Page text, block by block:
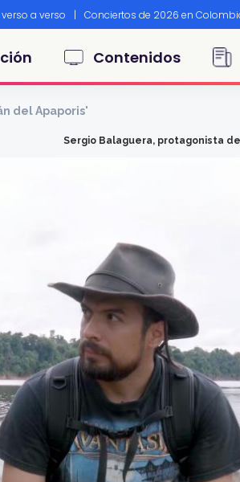
a verso | Conciertos de 2026 en
Contenidos
del Apaporis'
Sergio Balaguera, protagonista